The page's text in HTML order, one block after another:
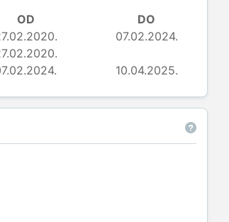
OD
DO
07.02.2024.
10.04.2025.